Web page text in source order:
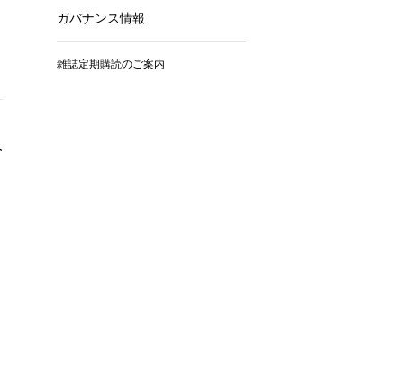
ガバナンス情報
雑誌定期購読のご案内